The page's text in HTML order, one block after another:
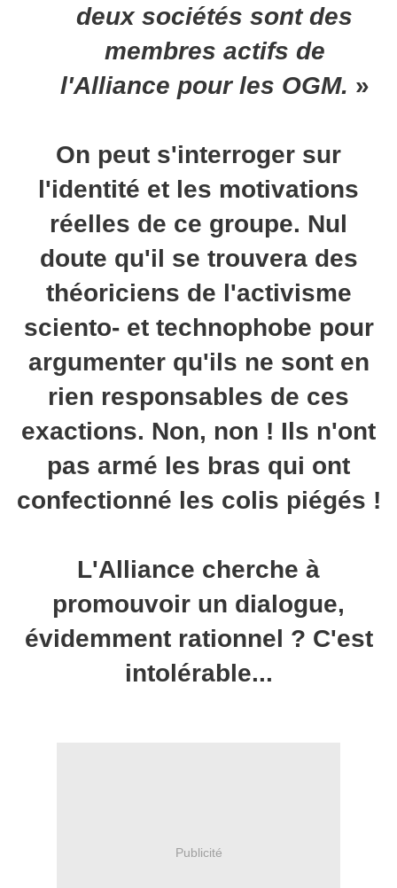
deux sociétés sont des
membres actifs de
l'Alliance pour les OGM. »
On peut s'interroger sur
l'identité et les motivations
réelles de ce groupe. Nul
doute qu'il se trouvera des
théoriciens de l'activisme
sciento- et technophobe pour
argumenter qu'ils ne sont en
rien responsables de ces
exactions. Non, non ! Ils n'ont
pas armé les bras qui ont
confectionné les colis piégés !
L'Alliance cherche à
promouvoir un dialogue,
évidemment rationnel ? C'est
intolérable...
Publicité